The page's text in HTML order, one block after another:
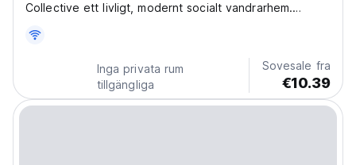
Collective ett livligt, modernt socialt vandrarhem.
vandrarhemmen i Hangzhou för att träffa likasinnade
utforskare och uppleva Kina. (Auto-translated from
Inga privata rum
tillgängliga
Sovesale fra
€10.39